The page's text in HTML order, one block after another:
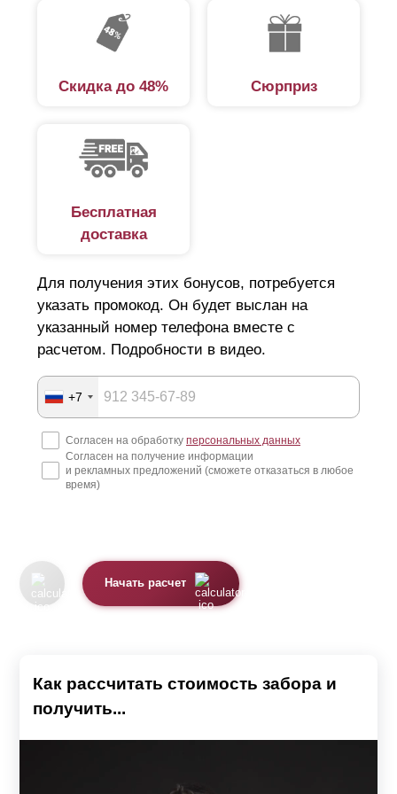
поправлять, укреплять, вы просто будете любоваться
его красотой и уникальным дизайном.
Скидка до 48% Сюрприз
Бесплатная
доставка
Для получения этих бонусов, потребуется
указать промокод. Он будет выслан на
указанный номер телефона вместе с
расчетом. Подробности в видео.
+7
Согласен на обработку персональных данных
Согласен на получение информации
и рекламных предложений (сможете отказаться в любое
время)
Начать расчет
Как рассчитать стоимость забора и
получить...